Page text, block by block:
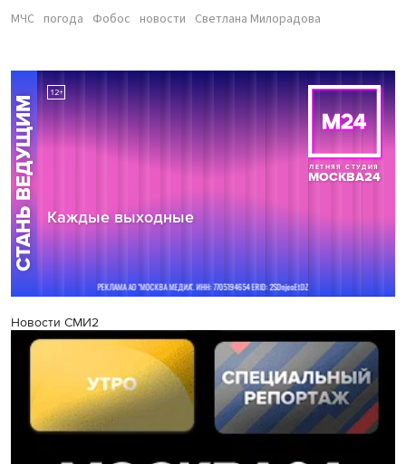
МЧС погода Фобос новости Светлана Милорадова
Новости СМИ2